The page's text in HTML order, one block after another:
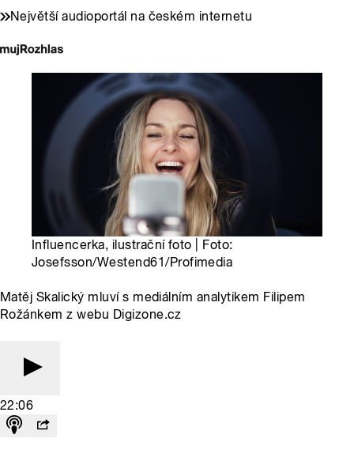
Největší audioportál na českém internetu
Influencerka, ilustrační foto | Foto:
Josefsson/Westend61/Profimedia
Matěj Skalický mluví s mediálním analytikem Filipem
Rožánkem z webu Digizone.cz
22:06